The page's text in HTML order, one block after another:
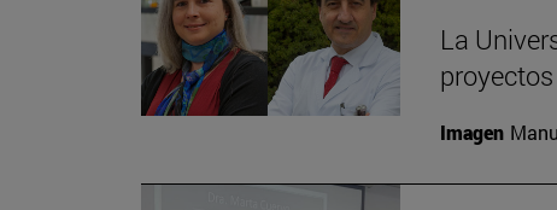
La
Imagen